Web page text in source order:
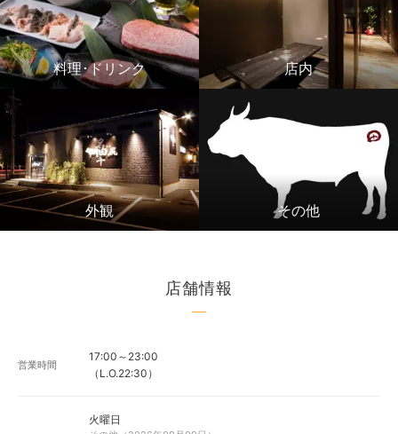
料理･ドリンク 店内
外観 その他
店舗情報
営業時間
17:00～23:00
（L.O.22:30）
火曜日